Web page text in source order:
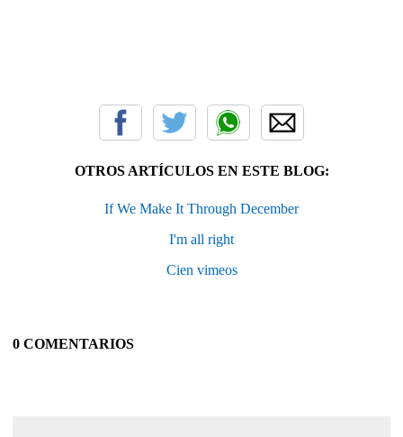
OTROS ARTÍCULOS EN ESTE BLOG:
If We Make It Through December
I'm all right
Cien vimeos
0 COMENTARIOS